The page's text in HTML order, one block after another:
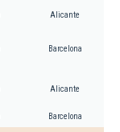
Alicante
Barcelona
Alicante
Barcelona